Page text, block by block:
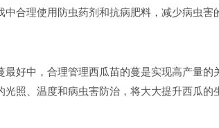
合理使用防虫药剂和抗病肥料，减少病虫害
最好中，合理管理西瓜苗的蔓是实现高产量
照、温度和病虫害防治，将大大提升西瓜的